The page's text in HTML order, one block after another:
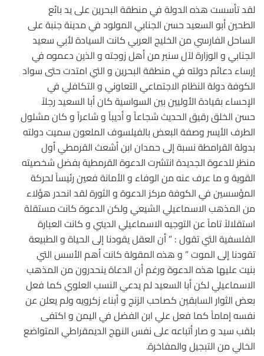
لقد تأسست هذه الدولة في منطقة البحرين على يد بائع
الطحين أبو السعيد حسن الجنابي المولود في مدينة جنبة على
الساحل الفارسي من الخليج العربي كانت السيادة لأبي سعيد
الجنابي و الوزارة لآل سنبر من أهل زوجته و الذين دعموه في
إرساء دعائم دولته في منطقة البحرين و التي امتدت حتى سواد
الكوفة دولة النظام الاجتماعي التعاوني و التكافلي في
الإحساء بقيادة الأوليين بين السواسية كان أبا السعيد رجلاً
حسن الخلق رقيق الحديث شجاعاً و أديباً و شاعراً و كان مشلول
الطرف الأيسر وصفة البعض بالفيلسوف الملعون سميت دولته
بدولة القرامطة نسبة إلى حمدان ابن أشعث القرمطي أول
منظر للدعوة الجديدة انتشرت الدعوة القرمطية بفضل شخصيته
القوية و ما عرف عنه من الوفاء و الأمانة فعين رئيساً لحركة
المؤسسين في الكوفة مركز الدعوة و الثورة لقد انحدر هؤلاء
من المذهب الاسماعيلي الشيعي ولكن الدعوة كانت مستقلة
استقلالاً تاماً عن التوجيه الاسماعيلي الديني و كانت العبارة
الفلسفية التي تقول : ” أن العقل يقودنا إلى الحياة و الطبيعة
تقودنا إلى الموت ” و هذه المقولة كانت أهم الأسس التي
بنيت عليها هذه الدعوة ورغم أن الدعاة ينحدرون من المذهب
الاسماعيلي لكن أبا السعيد لم يدعي النسب العلوي كما فعل
بعض الثوار السابقين كصاحب الزنج و أبناء زكرويه ولم يعلن عن
نفسه إماماً كما فعل علي ابن الفضل في اليمن و اكتفى
بلقب سيد و صار أتباعه على نفس النهج الديمقراطي المتواضع
الخالي من التبجيل والمفاخرة.